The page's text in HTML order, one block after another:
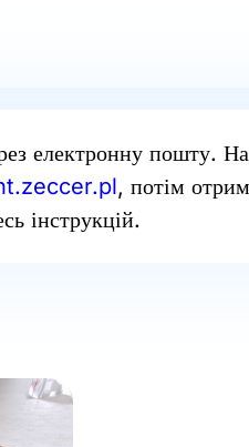
електронну пошту.
, потім
інструкцій.